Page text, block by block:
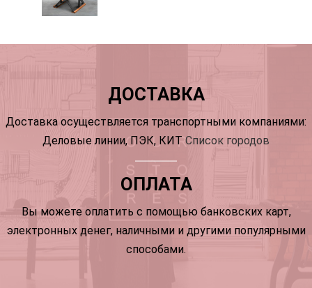
ДОСТАВКА
Доставка осуществляется транспортными компаниями:
Деловые линии, ПЭК, КИТ Список городов
ОПЛАТА
Вы можете оплатить с помощью банковских карт,
электронных денег, наличными и другими популярными
способами.